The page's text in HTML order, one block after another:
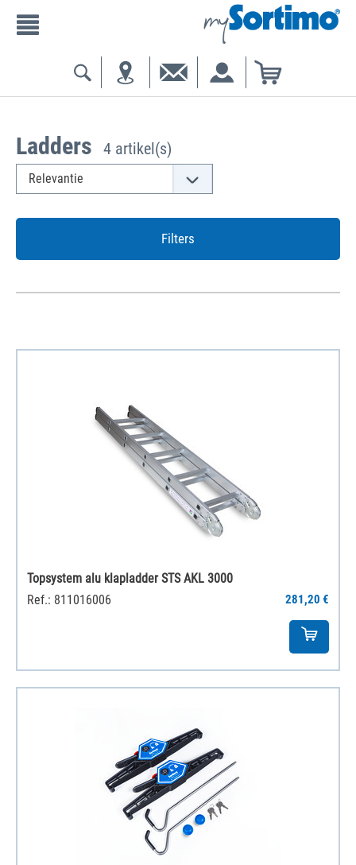
Ladders 4 artikel(s)
Filters
Topsystem alu klapladder STS AKL 3000
Ref.: 811016006
281,20 €